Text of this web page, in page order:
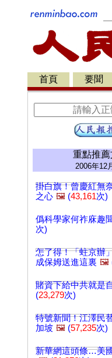
首頁 要聞
重點推
2006年12
掛白旗！曾慶紅無
之心 🖼️ (43,161次)
僞科學家何祚庥趣
次)
怎了得！「蛀京辦
成保姆送進這裏 🖼️
賭資下給中共就是
(23,279次)
特號新聞！江澤民
加坡 🖼️ (57,235次)
新華網這頭條…美